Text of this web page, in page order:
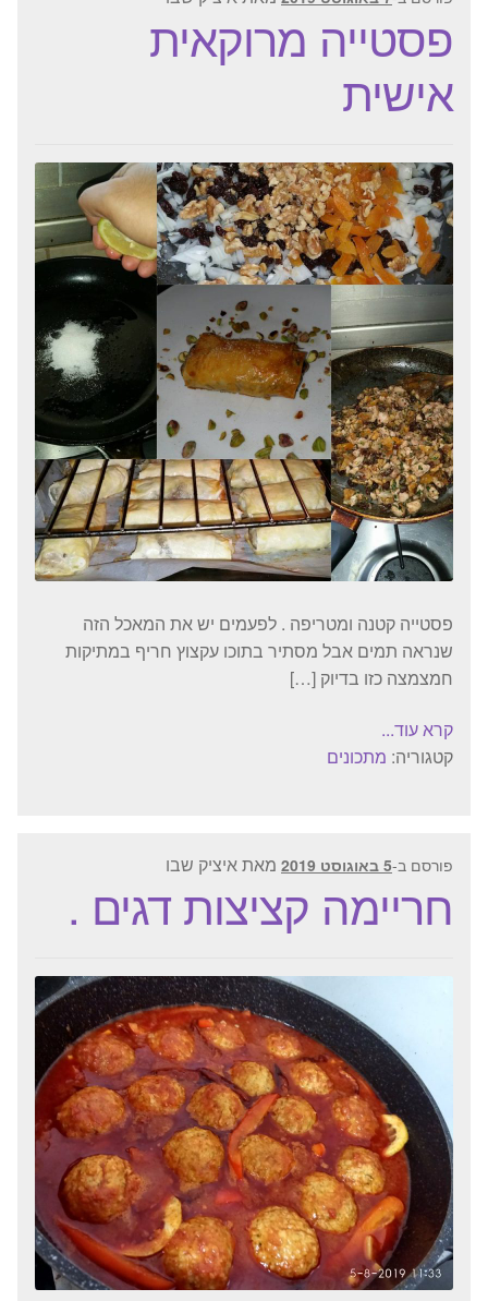
פסטייה מרוקאית
אישית
פסטייה קטנה ומטריפה . לפעמים יש את המאכל הזה
שנראה תמים אבל מסתיר בתוכו עקצוץ חריף במתיקות
חמצמצה כזו בדיוק […]
קרא עוד...
קטגוריה: מתכונים
פורסם ב-5 באוגוסט 2019 מאתאיציק שבו
חריימה קציצות דגים .